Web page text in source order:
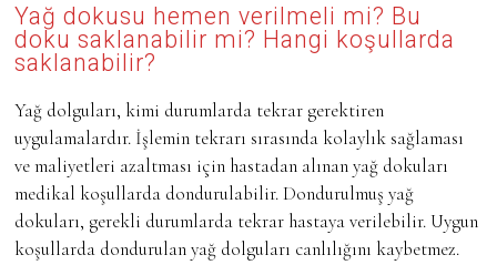
Yağ dokusu hemen verilmeli mi? Bu
doku saklanabilir mi? Hangi koşullarda
saklanabilir?
Yağ dolguları, kimi durumlarda tekrar gerektiren
uygulamalardır. İşlemin tekrarı sırasında kolaylık sağlaması
ve maliyetleri azaltması için hastadan alınan yağ dokuları
medikal koşullarda dondurulabilir. Dondurulmuş yağ
dokuları, gerekli durumlarda tekrar hastaya verilebilir. Uygun
koşullarda dondurulan yağ dolguları canlılığını kaybetmez.